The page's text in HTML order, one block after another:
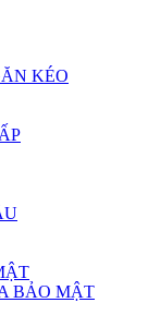
KÉO
BẢO MẬT